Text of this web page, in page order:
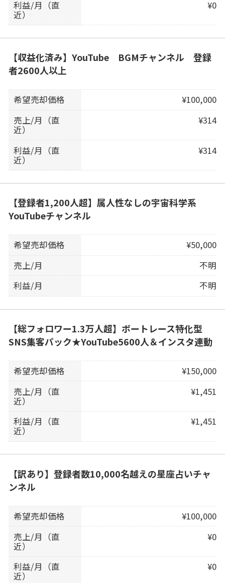
利益/月（直
近）
¥0
【収益化済み】YouTube BGMチャンネル 登録
者2600人以上
希望売却価格
¥100,000
売上/月（直
近）
¥314
利益/月（直
近）
¥314
【登録者1,200人超】属人性なしの宇宙科学系
YouTubeチャンネル
希望売却価格
¥50,000
売上/月
不明
利益/月
不明
【総フォロワー1.3万人超】ボートレース特化型
SNS集客パック★YouTube5600人＆インスタ連動
希望売却価格
¥150,000
売上/月（直
近）
¥1,451
利益/月（直
近）
¥1,451
【訳あり】登録者数10,000名越えの星座占いチャ
ンネル
希望売却価格
¥100,000
売上/月（直
近）
¥0
利益/月（直
近）
¥0